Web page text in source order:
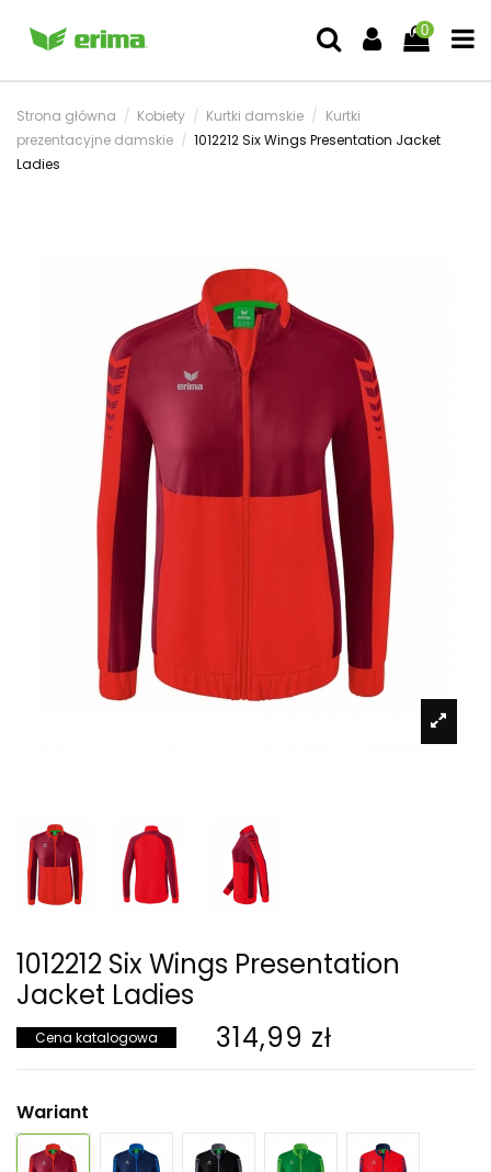
0
Strona główna Kobiety Kurtki damskie
Kurtki
prezentacyjne damskie
1012212 Six Wings Presentation Jacket
Ladies
1012212 Six Wings Presentation
Jacket Ladies
Cena katalogowa 314,99 zł
Wariant